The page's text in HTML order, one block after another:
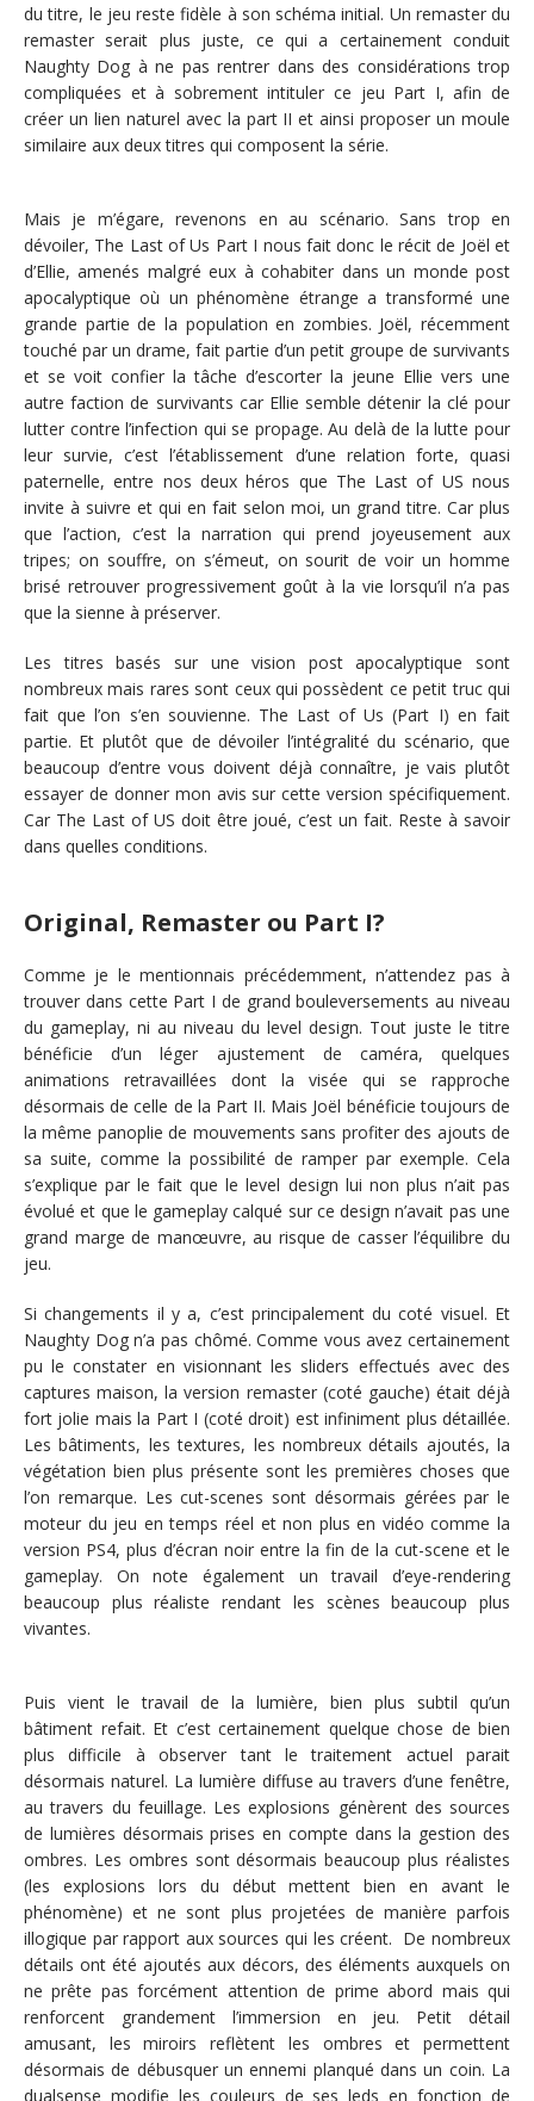
du titre, le jeu reste fidèle à son schéma initial. Un remaster du
remaster serait plus juste, ce qui a certainement conduit
Naughty Dog à ne pas rentrer dans des considérations trop
compliquées et à sobrement intituler ce jeu Part I, afin de
créer un lien naturel avec la part II et ainsi proposer un moule
similaire aux deux titres qui composent la série.
Mais je m’égare, revenons en au scénario. Sans trop en
dévoiler, The Last of Us Part I nous fait donc le récit de Joël et
d’Ellie, amenés malgré eux à cohabiter dans un monde post
apocalyptique où un phénomène étrange a transformé une
grande partie de la population en zombies. Joël, récemment
touché par un drame, fait partie d’un petit groupe de survivants
et se voit confier la tâche d’escorter la jeune Ellie vers une
autre faction de survivants car Ellie semble détenir la clé pour
lutter contre l’infection qui se propage. Au delà de la lutte pour
leur survie, c’est l’établissement d’une relation forte, quasi
paternelle, entre nos deux héros que The Last of US nous
invite à suivre et qui en fait selon moi, un grand titre. Car plus
que l’action, c’est la narration qui prend joyeusement aux
tripes; on souffre, on s’émeut, on sourit de voir un homme
brisé retrouver progressivement goût à la vie lorsqu’il n’a pas
que la sienne à préserver.
Les titres basés sur une vision post apocalyptique sont
nombreux mais rares sont ceux qui possèdent ce petit truc qui
fait que l’on s’en souvienne. The Last of Us (Part I) en fait
partie. Et plutôt que de dévoiler l’intégralité du scénario, que
beaucoup d’entre vous doivent déjà connaître, je vais plutôt
essayer de donner mon avis sur cette version spécifiquement.
Car The Last of US doit être joué, c’est un fait. Reste à savoir
dans quelles conditions.
Original, Remaster ou Part I?
Comme je le mentionnais précédemment, n’attendez pas à
trouver dans cette Part I de grand bouleversements au niveau
du gameplay, ni au niveau du level design. Tout juste le titre
bénéficie d’un léger ajustement de caméra, quelques
animations retravaillées dont la visée qui se rapproche
désormais de celle de la Part II. Mais Joël bénéficie toujours de
la même panoplie de mouvements sans profiter des ajouts de
sa suite, comme la possibilité de ramper par exemple. Cela
s’explique par le fait que le level design lui non plus n’ait pas
évolué et que le gameplay calqué sur ce design n’avait pas une
grand marge de manœuvre, au risque de casser l’équilibre du
jeu.
Si changements il y a, c’est principalement du coté visuel. Et
Naughty Dog n’a pas chômé. Comme vous avez certainement
pu le constater en visionnant les sliders effectués avec des
captures maison, la version remaster (coté gauche) était déjà
fort jolie mais la Part I (coté droit) est infiniment plus détaillée.
Les bâtiments, les textures, les nombreux détails ajoutés, la
végétation bien plus présente sont les premières choses que
l’on remarque. Les cut-scenes sont désormais gérées par le
moteur du jeu en temps réel et non plus en vidéo comme la
version PS4, plus d’écran noir entre la fin de la cut-scene et le
gameplay. On note également un travail d’eye-rendering
beaucoup plus réaliste rendant les scènes beaucoup plus
vivantes.
Puis vient le travail de la lumière, bien plus subtil qu’un
bâtiment refait. Et c’est certainement quelque chose de bien
plus difficile à observer tant le traitement actuel parait
désormais naturel. La lumière diffuse au travers d’une fenêtre,
au travers du feuillage. Les explosions génèrent des sources
de lumières désormais prises en compte dans la gestion des
ombres. Les ombres sont désormais beaucoup plus réalistes
(les explosions lors du début mettent bien en avant le
phénomène) et ne sont plus projetées de manière parfois
illogique par rapport aux sources qui les créent. De nombreux
détails ont été ajoutés aux décors, des éléments auxquels on
ne prête pas forcément attention de prime abord mais qui
renforcent grandement l’immersion en jeu. Petit détail
amusant, les miroirs reflètent les ombres et permettent
désormais de débusquer un ennemi planqué dans un coin. La
dualsense modifie les couleurs de ses leds en fonction de